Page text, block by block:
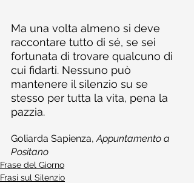
Ma una volta almeno si deve
raccontare tutto di sé, se sei
fortunata di trovare qualcuno di
cui fidarti. Nessuno può
mantenere il silenzio su se
stesso per tutta la vita, pena la
pazzia.
Goliarda Sapienza, Appuntamento a
Positano
Frase del Giorno
Frasi sul Silenzio